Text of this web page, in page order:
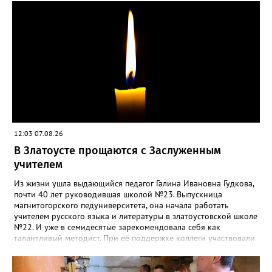
12:03 07.08.26
В Златоусте прощаются с Заслуженным
учителем
Из жизни ушла выдающийся педагог Галина Ивановна Гудкова,
почти 40 лет руководившая школой №23. Выпускница
магнитогорского педуниверситета, она начала работать
учителем русского языка и литературы в златоустовской школе
№22. И уже в семидесятые зарекомендовала себя как
талантливый методист. При её поддержке коллеги участвовали
«Благодаря её мудрому руководству в школе сформировался